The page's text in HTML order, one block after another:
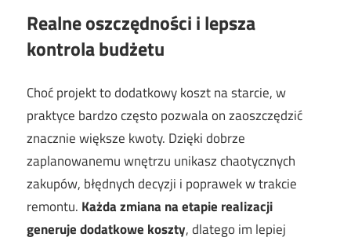
Realne oszczędności i lepsza
kontrola budżetu
Choć projekt to dodatkowy koszt na starcie, w
praktyce bardzo często pozwala on zaoszczędzić
znacznie większe kwoty. Dzięki dobrze
zaplanowanemu wnętrzu unikasz chaotycznych
zakupów, błędnych decyzji i poprawek w trakcie
remontu. Każda zmiana na etapie realizacji
generuje dodatkowe koszty, dlatego im lepiej